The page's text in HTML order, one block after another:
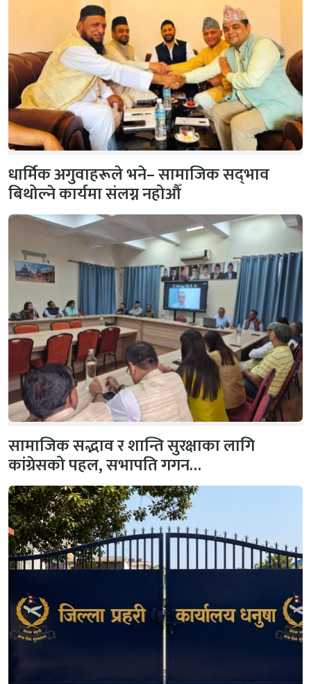
धार्मिक अगुवाहरूले भने– सामाजिक सद्‌भाव
बिथोल्ने कार्यमा संलग्न नहोऔँ
सामाजिक सद्भाव र शान्ति सुरक्षाका लागि
कांग्रेसको पहल, सभापति गगन…